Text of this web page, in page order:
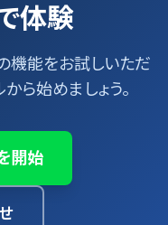
体験
機能をお試しいただ
ら始めましょう。
開始